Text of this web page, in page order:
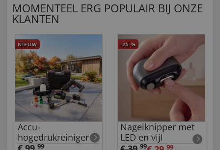
MOMENTEEL ERG POPULAIR BIJ ONZE
KLANTEN
NIEUW
Accu-
hogedrukreiniger
99
-25 %
Nagelknipper met
LED en vijl
99 99